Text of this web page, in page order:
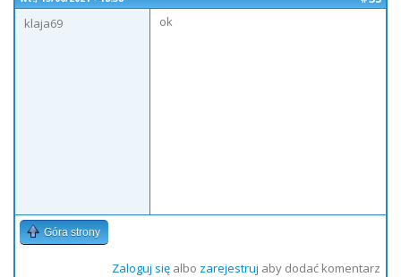
klaja69
ok
Góra strony
Zaloguj sięalbo zarejestruj aby dodać komentarz